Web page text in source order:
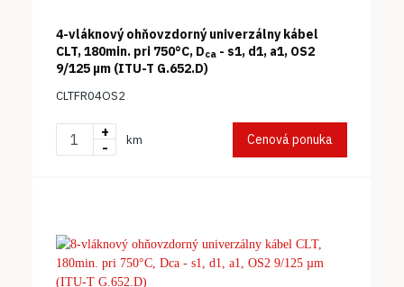
4-vláknový ohňovzdorný univerzálny kábel
CLT, 180min. pri 750°C, Dca - s1, d1, a1, OS2
9/125 µm (ITU-T G.652.D)
CLTFR04OS2
+
-
km Cenová ponuka